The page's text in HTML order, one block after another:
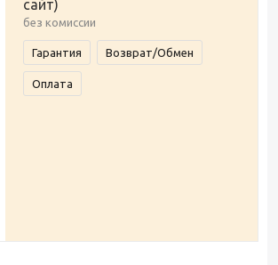
сайт)
без комиссии
Гарантия Возврат/Обмен
Оплата